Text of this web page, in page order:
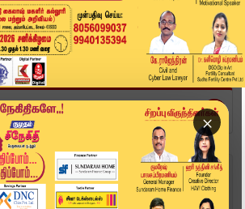
×
5 பயங்கரவாதிகள்! காலியான லஷ்கர்...